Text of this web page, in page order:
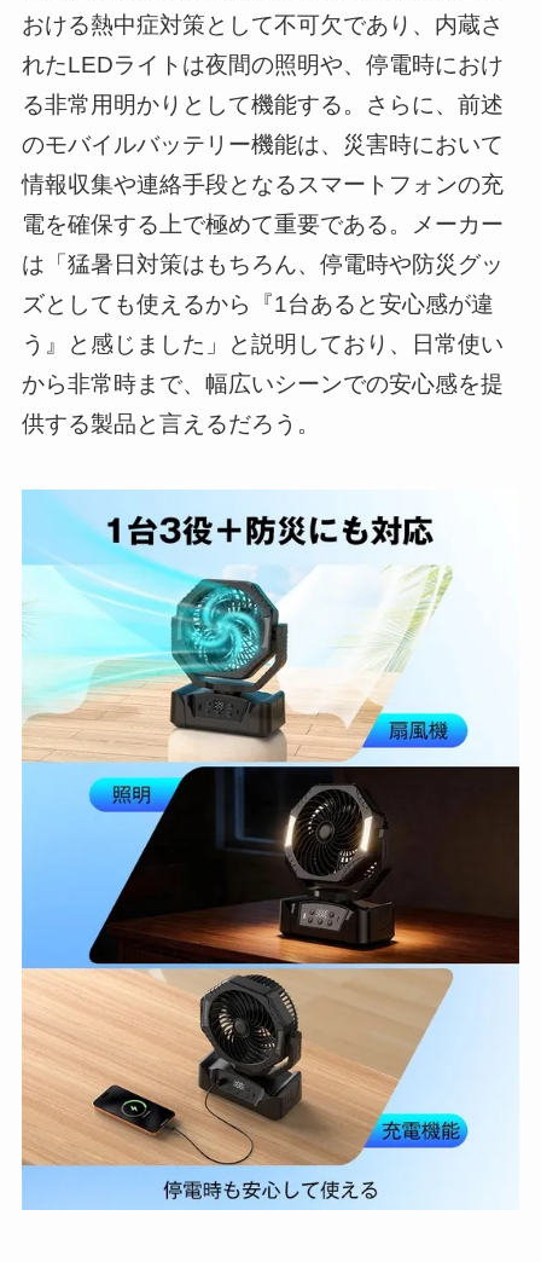
おける熱中症対策として不可欠であり、内蔵さ
れたLEDライトは夜間の照明や、停電時におけ
る非常用明かりとして機能する。さらに、前述
のモバイルバッテリー機能は、災害時において
情報収集や連絡手段となるスマートフォンの充
電を確保する上で極めて重要である。メーカー
は「猛暑日対策はもちろん、停電時や防災グッ
ズとしても使えるから『1台あると安心感が違
う』と感じました」と説明しており、日常使い
から非常時まで、幅広いシーンでの安心感を提
供する製品と言えるだろう。